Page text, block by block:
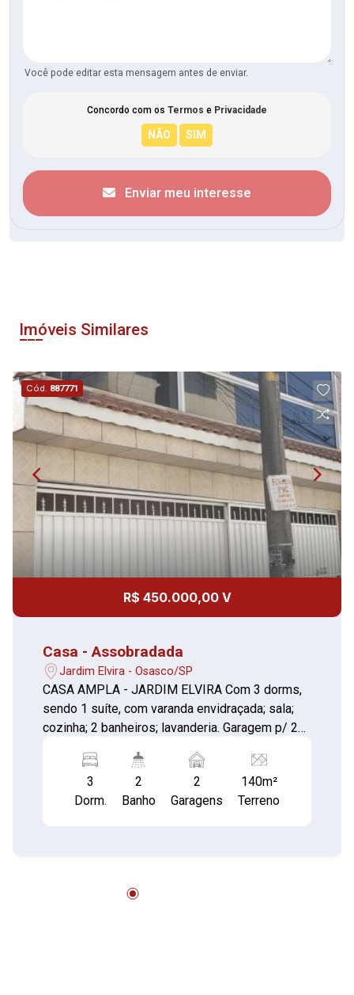
Você pode editar esta mensagem antes de enviar.
Concordo com os Termos e Privacidade
Enviar meu interesse
Imóveis Similares
Cód. 887771
R$ 450.000,00 V
Casa - Assobradada
Jardim Elvira - Osasco/SP
CASA AMPLA - JARDIM ELVIRA Com 3 dorms,
sendo 1 suíte, com varanda envidraçada; sala;
cozinha; 2 banheiros; lavanderia. Garagem p/ 2
FINANCIA*** Casa não esta averbada. Boa
Localização. **VISITA SOMENTE COM
CORRETOR**
3
Dorm.
2
Banho
2
Garagens
140m²
Terreno